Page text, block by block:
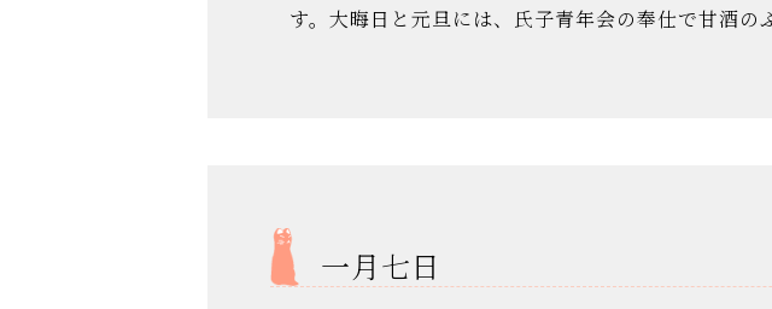
す。大晦日と元旦には、氏子青年会の奉仕で甘酒の
一月七日